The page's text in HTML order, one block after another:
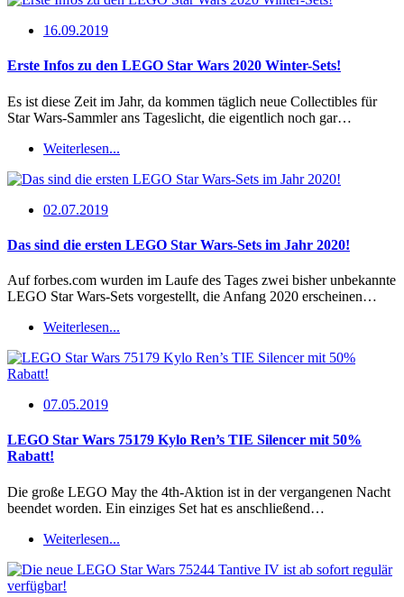
16.09.2019
Erste Infos zu den LEGO Star Wars 2020 Winter-Sets!
Es ist diese Zeit im Jahr, da kommen täglich neue Collectibles für
Star Wars-Sammler ans Tageslicht, die eigentlich noch gar…
Weiterlesen...
02.07.2019
Das sind die ersten LEGO Star Wars-Sets im Jahr 2020!
Auf forbes.com wurden im Laufe des Tages zwei bisher unbekannte
LEGO Star Wars-Sets vorgestellt, die Anfang 2020 erscheinen…
Weiterlesen...
07.05.2019
LEGO Star Wars 75179 Kylo Ren’s TIE Silencer mit 50%
Rabatt!
Die große LEGO May the 4th-Aktion ist in der vergangenen Nacht
beendet worden. Ein einziges Set hat es anschließend…
Weiterlesen...